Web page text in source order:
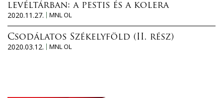
levéltárban: a pestis és a kolera
2020.11.27.
MNL OL
Csodálatos Székelyföld (II. rész)
2020.03.12.
MNL OL